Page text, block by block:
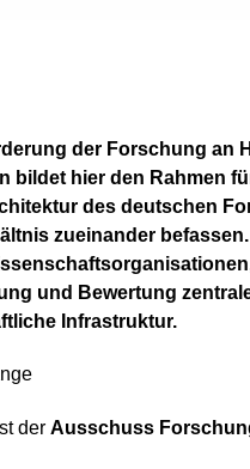
der Forschung an
bildet hier den Rahmen
des deutschen
zueinander
und Bewertung
Infrastruktur.
der Ausschuss